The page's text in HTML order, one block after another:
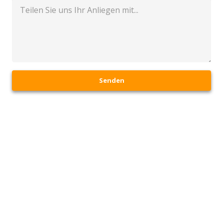
Senden